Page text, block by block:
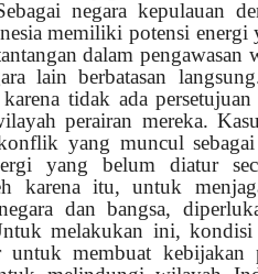
negara kepulauan
memiliki potensi energi
dalam pengawasan
lain berbatasan
tidak ada
perairan mereka.
yang muncul
yang belum diatur
karena itu, untuk
dan bangsa,
melakukan ini, kondisi
untuk membuat kebijakan